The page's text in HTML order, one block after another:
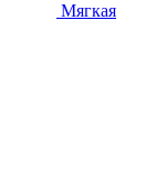
Мягкая